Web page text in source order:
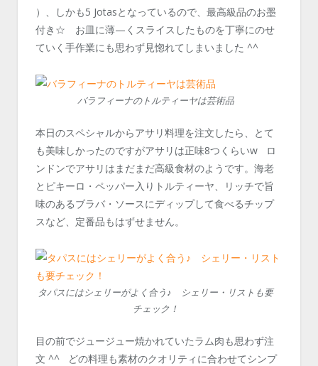
）、しかも5 Jotasとなっているので、最高級品のお墨
付き☆ お皿に薄—くスライスしたものを丁寧にのせ
ていく手作業にも思わず見惚れてしまいました ^^
バラフィーナのトルティーヤは芸術品
本日のスペシャルからアサリ料理を注文したら、とて
も美味しかったのですがアサリは正味8つくらいw ロ
ンドンでアサリはまだまだ高級食材のようです。海老
とピキーロ・ペッパー入りトルティーヤ、リッチで旨
味のあるブラバ・ソースにディップして食べるチップ
スなど、定番品もはずせません。
タパスにはシェリーがよく合う♪ シェリー・リストも要
チェック！
目の前でジュージュー焼かれていたラム肉も思わず注
文 ^^ どの料理も素材のクオリティに合わせてシンプ